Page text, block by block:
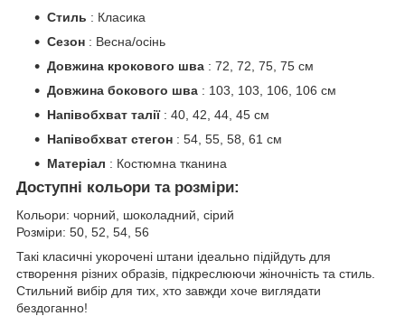
Стиль : Класика
Сезон : Весна/осінь
Довжина крокового шва : 72, 72, 75, 75 см
Довжина бокового шва : 103, 103, 106, 106 см
Напівобхват талії: 40, 42, 44, 45 см
Напівобхват стегон : 54, 55, 58, 61 см
Матеріал : Костюмна тканина
Доступні кольори та розміри:
Кольори: чорний, шоколадний, сірий
Розміри: 50, 52, 54, 56
Такі класичні укорочені штани ідеально підійдуть для
створення різних образів, підкреслюючи жіночність та стиль.
Стильний вибір для тих, хто завжди хоче виглядати
бездоганно!